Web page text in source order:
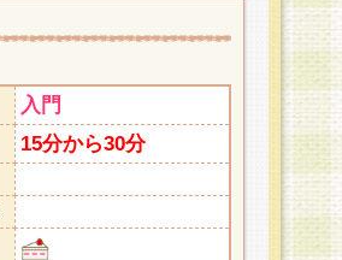
入門
15分から30分